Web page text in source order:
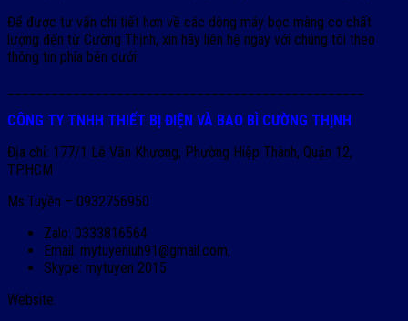
Để được tư vấn chi tiết hơn về các dòng máy bọc màng co chất
lượng đến từ Cường Thịnh, xin hãy liên hệ ngay với chúng tôi theo
thông tin phía bên dưới:
CÔNG TY TNHH THIẾT BỊ ĐIỆN VÀ BAO BÌ CƯỜNG THỊNH
Địa chỉ: 177/1 Lê Văn Khương, Phường Hiệp Thành, Quận 12,
TP.HCM
Ms.Tuyền – 0932756950
Zalo: 0333816564
Email: mytuyeniuh91@gmail.com,
Skype: mytuyen 2015
Website: